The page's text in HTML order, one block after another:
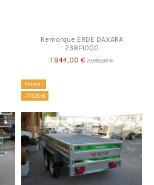
Remorque ERDE DAXARA
238F1000
1 944,00 € 2 090,00 €
Promo !
-173,00 €